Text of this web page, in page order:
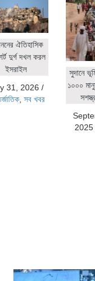
ঐতিহাসিক
দুর্গ দখল করল
ইসরাইল
31, 2026 /
,সব খবর
সুদানে
১০০০
2025